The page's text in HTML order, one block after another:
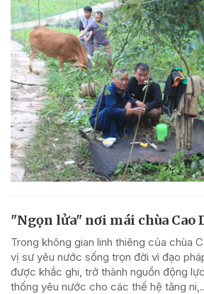
"Ngọn lửa" nơi mái chùa Cao
Trong không gian linh thiêng của chùa
vị sư yêu nước sống trọn đời vì đạo
được khắc ghi, trở thành nguồn động
thống yêu nước cho các thế hệ tăng